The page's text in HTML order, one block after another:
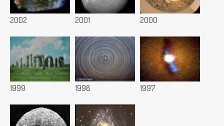
2002 2001 2000
1999 1998 1997